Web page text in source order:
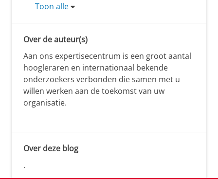
Toon alle
Over de auteur(s)
Aan ons expertisecentrum is een groot aantal
hoogleraren en internationaal bekende
onderzoekers verbonden die samen met u
willen werken aan de toekomst van uw
organisatie.
Over deze blog
.